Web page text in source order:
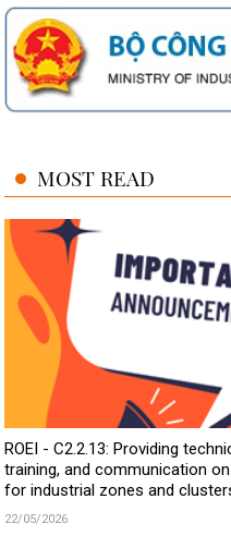
MOST READ
ROEI - C2.2.13: Providing
training, and communication
for industrial zones and
22/05/2026